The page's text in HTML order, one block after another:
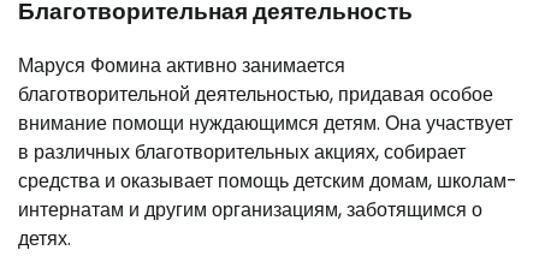
Благотворительная деятельность
Маруся Фомина активно занимается
благотворительной деятельностью, придавая особое
внимание помощи нуждающимся детям. Она участвует
в различных благотворительных акциях, собирает
средства и оказывает помощь детским домам, школам-
интернатам и другим организациям, заботящимся о
детях.